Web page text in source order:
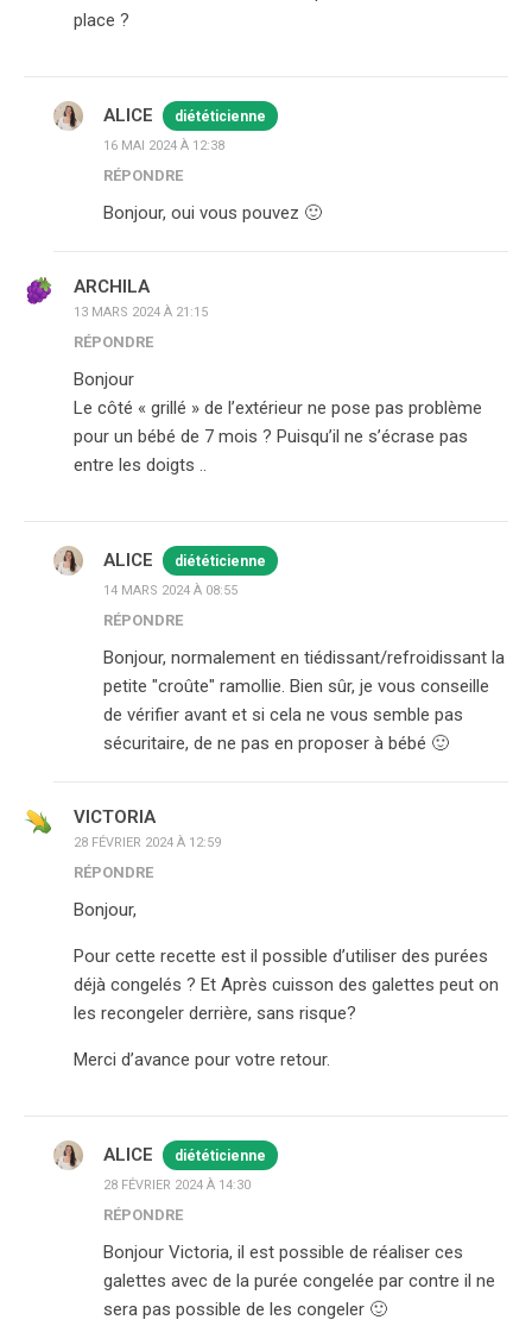
place ?
ALICE diététicienne
16 MAI 2024 À 12:38
RÉPONDRE
Bonjour, oui vous pouvez 🙂
ARCHILA
13 MARS 2024 À 21:15
RÉPONDRE
Bonjour
Le côté « grillé » de l’extérieur ne pose pas problème
pour un bébé de 7 mois ? Puisqu’il ne s’écrase pas
entre les doigts ..
ALICE diététicienne
14 MARS 2024 À 08:55
RÉPONDRE
Bonjour, normalement en tiédissant/refroidissant la
petite "croûte" ramollie. Bien sûr, je vous conseille
de vérifier avant et si cela ne vous semble pas
sécuritaire, de ne pas en proposer à bébé 🙂
VICTORIA
28 FÉVRIER 2024 À 12:59
RÉPONDRE
Bonjour,
Pour cette recette est il possible d’utiliser des purées
déjà congelés ? Et Après cuisson des galettes peut on
les recongeler derrière, sans risque?
Merci d’avance pour votre retour.
ALICE diététicienne
28 FÉVRIER 2024 À 14:30
RÉPONDRE
Bonjour Victoria, il est possible de réaliser ces
galettes avec de la purée congelée par contre il ne
sera pas possible de les congeler 🙂